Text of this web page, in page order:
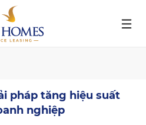
pháp tăng hiệu suất
nghiệp